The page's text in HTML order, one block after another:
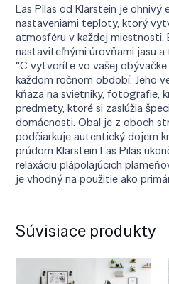
Las Pilas od Klarstein je ohnivý
nastaveniami teploty, ktorý
atmosféru v každej miestnosti.
nastaviteľnými úrovňami jasu
°C vytvoríte vo vašej
každom ročnom období. Jeho
kňaza na svietniky, fotografie,
predmety, ktoré si zaslúžia
domácnosti. Obal je z oboch
podčiarkuje autentický dojem
prúdom Klarstein Las Pilas
relaxáciu plápolajúcich
je vhodný na použitie ako
Súvisiace produkty